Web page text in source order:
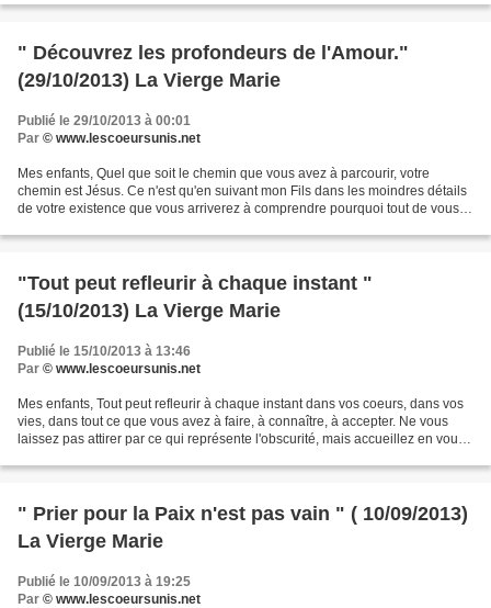
" Découvrez les profondeurs de l'Amour."
(29/10/2013) La Vierge Marie
Publié le 29/10/2013 à 00:01
Par © www.lescoeursunis.net
Mes enfants, Quel que soit le chemin que vous avez à parcourir, votre
chemin est Jésus. Ce n'est qu'en suivant mon Fils dans les moindres détails
de votre existence que vous arriverez à comprendre pourquoi tout de vous
"Tout peut refleurir à chaque instant "
(15/10/2013) La Vierge Marie
Publié le 15/10/2013 à 13:46
Par © www.lescoeursunis.net
Mes enfants, Tout peut refleurir à chaque instant dans vos coeurs, dans vos
vies, dans tout ce que vous avez à faire, à connaître, à accepter. Ne vous
laissez pas attirer par ce qui représente l'obscurité, mais accueillez en vous
" Prier pour la Paix n'est pas vain " ( 10/09/2013)
La Vierge Marie
Publié le 10/09/2013 à 19:25
Par © www.lescoeursunis.net